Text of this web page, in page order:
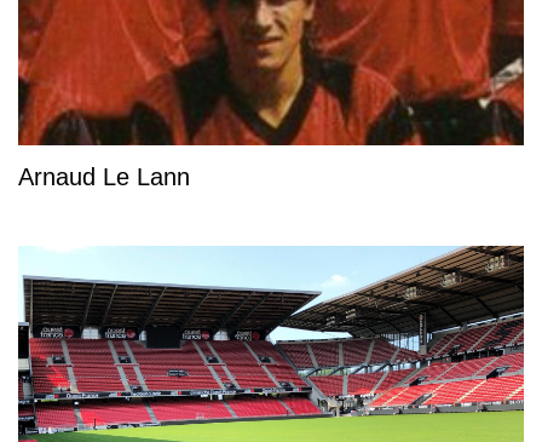
Arnaud Le Lann